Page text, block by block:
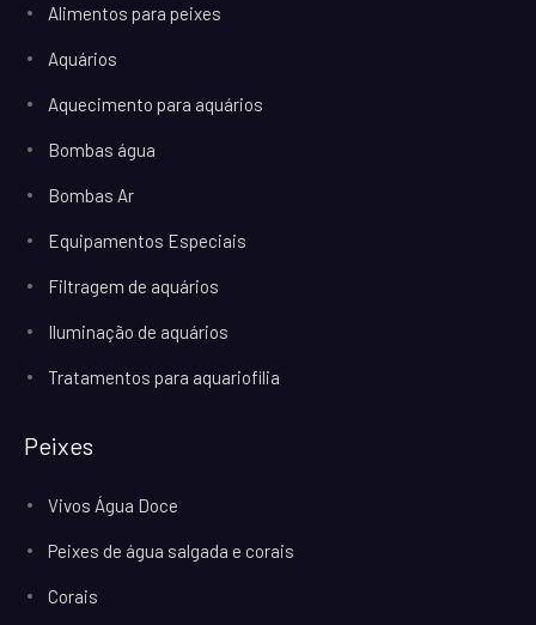
Alimentos para peixes
Aquários
Aquecimento para aquários
Bombas água
Bombas Ar
Equipamentos Especiais
Filtragem de aquários
Iluminação de aquários
Tratamentos para aquariofilia
Peixes
Vivos Água Doce
Peixes de água salgada e corais
Corais